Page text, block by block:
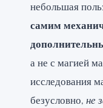
небольшая
самим
а не с магией
исследования
безусловно, не